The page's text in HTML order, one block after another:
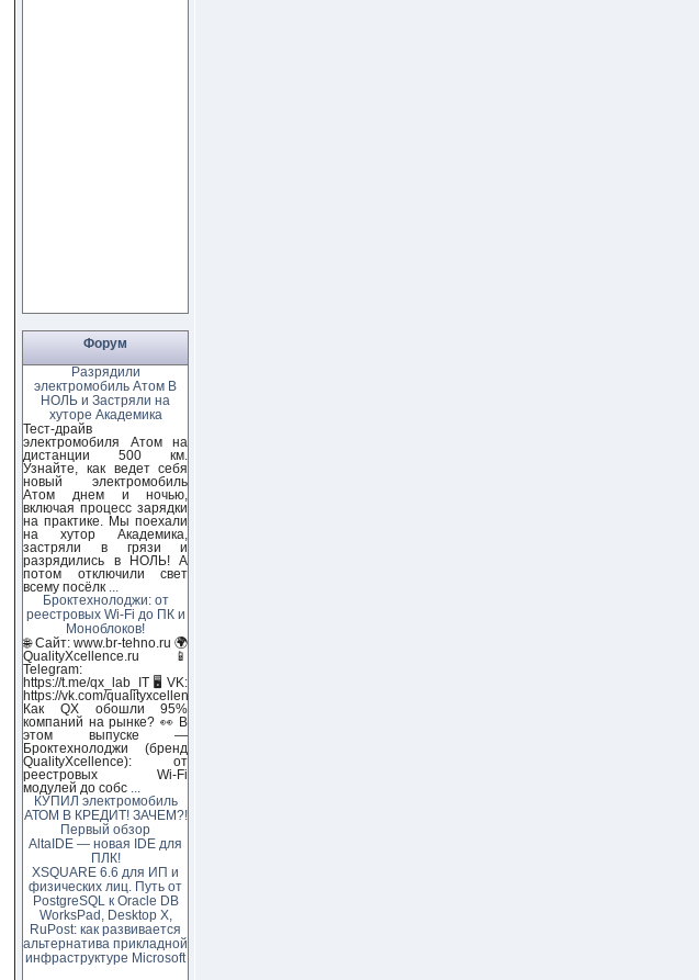
Форум
Разрядили
электромобиль Атом В
НОЛЬ и Застряли на
хуторе Академика
Тест-драйв
электромобиля Атом на
дистанции 500 км.
Узнайте, как ведет себя
новый электромобиль
Атом днем и ночью,
включая процесс зарядки
на практике. Мы поехали
на хутор Академика,
застряли в грязи и
разрядились в НОЛЬ! А
потом отключили свет
всему посёлк
Броктехнолоджи: от
реестровых Wi-Fi до ПК и
Моноблоков!
🌐 Сайт: www.br-tehno.ru 🌍
QualityXcellence.ru 📱
Telegram:
https://t.me/qx_lab_IT 🖥 VK:
https://vk.com/qualityxcellenc
Как QX обошли 95%
компаний на рынке? 👀 В
этом выпуске —
Броктехнолоджи (бренд
QualityXcellence): от
реестровых Wi-Fi
модулей до собс
КУПИЛ электромобиль
АТОМ В КРЕДИТ! ЗАЧЕМ?!
Первый обзор
AltaIDE — новая IDE для
ПЛК!
XSQUARE 6.6 для ИП и
физических лиц. Путь от
PostgreSQL к Oracle DB
WorksPad, Desktop X,
RuPost: как развивается
альтернатива прикладной
инфраструктуре Microsoft